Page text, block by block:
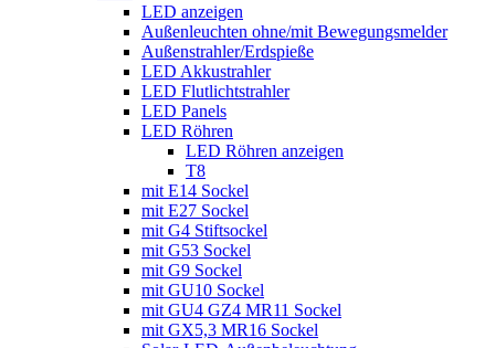
LED anzeigen
Außenleuchten ohne/mit Bewegungsmelder
Außenstrahler/Erdspieße
LED Akkustrahler
LED Flutlichtstrahler
LED Panels
LED Röhren
LED Röhren anzeigen
T8
mit E14 Sockel
mit E27 Sockel
mit G4 Stiftsockel
mit G53 Sockel
mit G9 Sockel
mit GU10 Sockel
mit GU4 GZ4 MR11 Sockel
mit GX5,3 MR16 Sockel